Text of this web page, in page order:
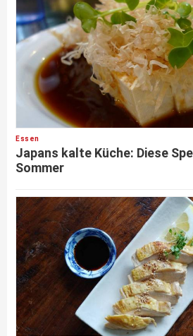
Essen
Japans kalte Küche: Diese
Sommer